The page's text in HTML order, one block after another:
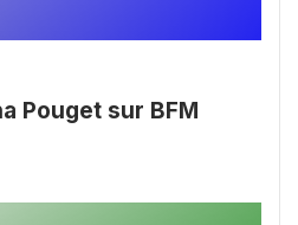
Pouget sur BFM